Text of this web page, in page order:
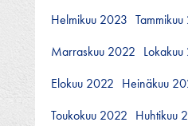
Helmikuu 2023
Marraskuu 2022
Elokuu 2022 Heinäkuu
Toukokuu 2022 Huhtikuu